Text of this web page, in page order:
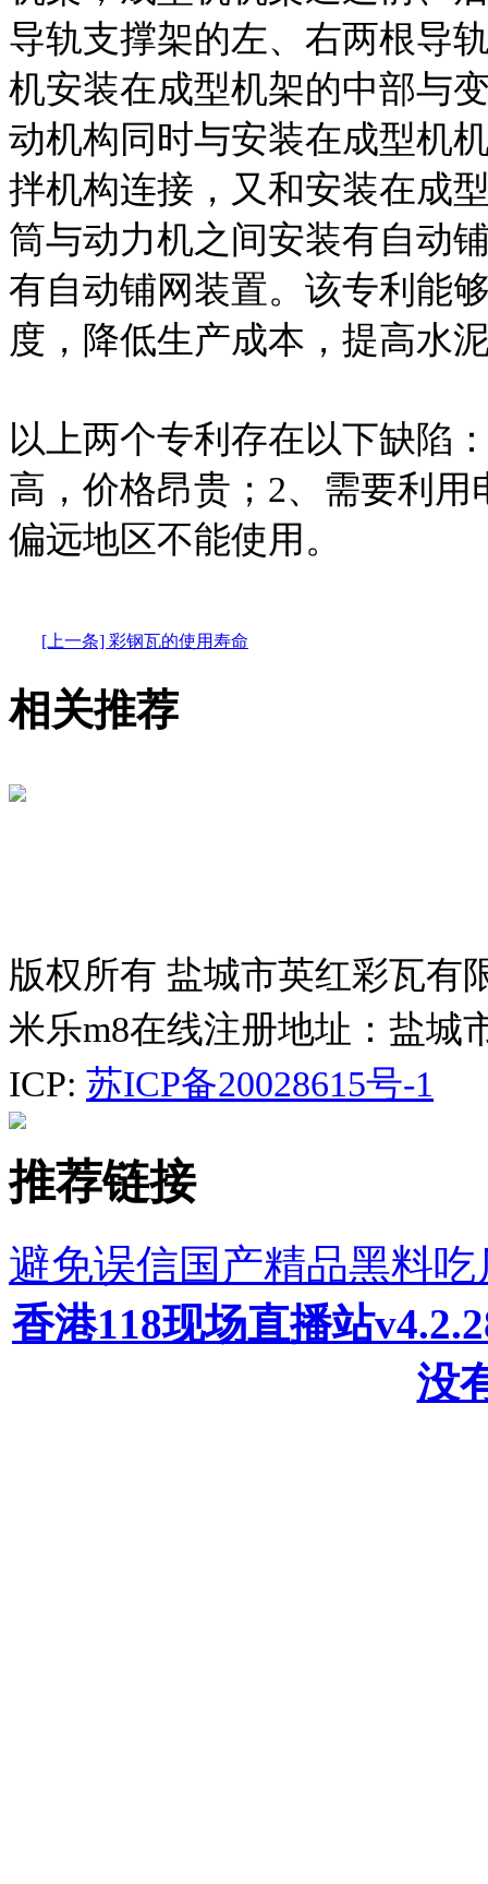
导轨支撑架的左、右两根导
机安装在成型机架的中部与
动机构同时与安装在成型机
拌机构连接，又和安装在成
筒与动力机之间安装有自动
有自动铺网装置。该专利能
度，降低生产成本，提高水
以上两个专利存在以下缺陷
高，价格昂贵；2、需要利
偏远地区不能使用。
[上一条] 彩钢瓦的使用寿命
相关推荐
版权所有 盐城市英红彩瓦有
米乐m8在线注册地址：盐城
ICP: 苏ICP备20028615号-1
推荐链接
避免误信国产精品黑料
香港118现场直播站
没